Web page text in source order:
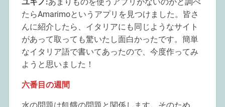
たらAmarimoというアプリを見つけました。皆さ
んに紹介したら、イタリアにも同じようなサイト
があって取っても驚いたし面白かったです。簡単
なイタリア語で書いてあったので、今度作ってみ
ようと思いました！
六番目の週間
水の問題は飢餓の問題と関係します。そのため、